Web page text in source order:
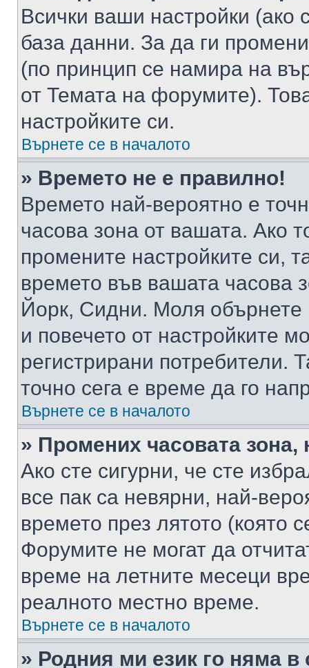
Всички ваши настройки (ако
база данни. За да ги
(по принцип се намира на
от Темата на форумите).
настройките си.
Върнете се в началото
» Времето не е правилно!
Времето най-вероятно е
часова зона от вашата. Ако
промените настройките си,
времето във вашата
Йорк, Сидни. Моля обърнете
и повечето от настройките
регистрирани потребители.
точно сега е време да го
Върнете се в началото
» Промених часовата
Ако сте сигурни, че сте
все пак са невярни, най-
времето през лятото (която
Форумите не могат да
време на летните месеци
реалното местно време.
Върнете се в началото
» Родния ми език го няма в